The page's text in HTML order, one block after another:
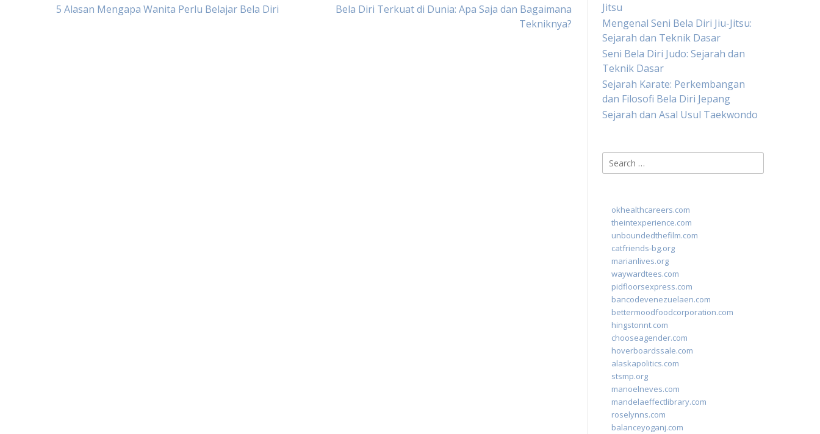
Post
5 Alasan Mengapa Wanita Perlu Belajar Bela Diri
Bela Diri Terkuat di Dunia: Apa Saja dan Bagaimana
Tekniknya?
Jitsu
Mengenal Seni Bela Diri Jiu-Jitsu:
Sejarah dan Teknik Dasar
Seni Bela Diri Judo: Sejarah dan
Teknik Dasar
Sejarah Karate: Perkembangan
dan Filosofi Bela Diri Jepang
Sejarah dan Asal Usul Taekwondo
Search
for:
okhealthcareers.com
theintexperience.com
unboundedthefilm.com
catfriends-bg.org
marianlives.org
waywardtees.com
pidfloorsexpress.com
bancodevenezuelaen.com
bettermoodfoodcorporation.com
hingstonnt.com
chooseagender.com
hoverboardssale.com
alaskapolitics.com
stsmp.org
manoelneves.com
mandelaeffectlibrary.com
roselynns.com
balanceyoganj.com